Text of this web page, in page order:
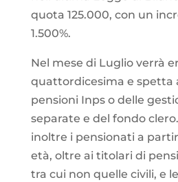
quota 125.000, con un
1.500%.
Nel mese di Luglio verrà
quattordicesima e spetta
pensioni Inps o delle
separate e del fondo
inoltre i pensionati a
età, oltre ai titolari di
tra cui non quelle civili, e